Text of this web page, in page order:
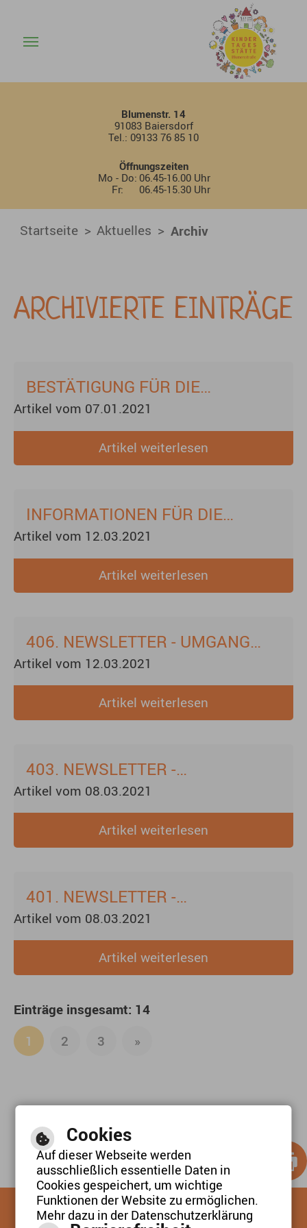
Archiv - KiTa Baiersdorf
Blumenstr. 14
91083 Baiersdorf
Tel.: 09133 76 85 10
Öffnungszeiten
Mo - Do: 06.45-16.00 Uhr
Fr:
06.45-15.30 Uhr
Startseite Aktuelles Archiv
ARCHIVIERTE EINTRÄGE
BESTÄTIGUNG FÜR DIE
NOTBETREUUNG
Artikel vom 07.01.2021
Artikel weiterlesen
INFORMATIONEN FÜR DIE
ELTERN - UMGANG MIT KINDERN
MIT (LEICHTEN)
KRANKHEITSSYMPTOMEN -
TESTS
Artikel vom 12.03.2021
Artikel weiterlesen
406. NEWSLETTER - UMGANG
MIT KRANKHEITSSYMPTOMEN IN
DER KINDERTAGESBETREUUNG
Artikel vom 12.03.2021
Artikel weiterlesen
403. NEWSLETTER -
MÖGLICHKEIT DER RÜCKKEHR IN
DEN REGELBETRIEB (OFFENE
KONZEPTE)
Artikel vom 08.03.2021
Artikel weiterlesen
401. NEWSLETTER -
SELBSTTESTUNGEN FÜR
BESCHÄFTIGTE IN DER
KINDERTAGESBETREUUNG -
Artikel vom 08.03.2021
Artikel weiterlesen
Einträge insgesamt: 14
1
2 3 »
SCHRIFTGRÖSSE / KONTRAST
Cookies
Auf dieser Webseite werden
ausschließlich essentielle Daten in
Cookies gespeichert, um wichtige
Funktionen der Website zu ermöglichen.
Mehr dazu in der Datenschutzerklärung